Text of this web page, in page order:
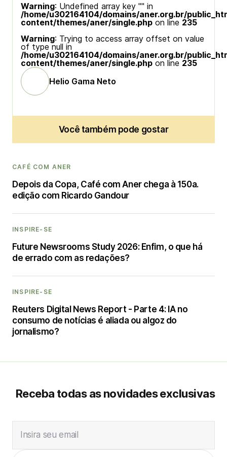
Warning: Undefined array key "" in
/home/u302164104/domains/aner.org.br/
content/themes/aner/single.php on line 235
Warning: Trying to access array offset on value
of type null in
/home/u302164104/domains/aner.org.br/
content/themes/aner/single.php on line 235
Helio Gama Neto
Você também pode gostar
CAFÉ COM ANER
Depois da Copa, Café com Aner chega à 150a.
edição com Ricardo Gandour
INSPIRE-SE
Future Newsrooms Study 2026: Enfim, o que há
de errado com as redações?
INSPIRE-SE
Reuters Digital News Report - Parte 4: IA no
consumo de notícias é aliada ou algoz do
jornalismo?
Receba todas as novidades exclusivas
Insira seu email